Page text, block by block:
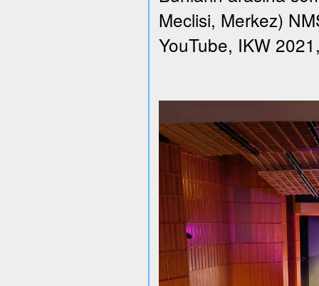
Meclisi, Merkez)
YouTube, IKW